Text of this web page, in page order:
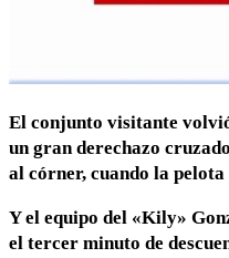
El conjunto visitante
un gran derechazo
al córner, cuando la
Y el equipo del «Kily»
el tercer minuto de